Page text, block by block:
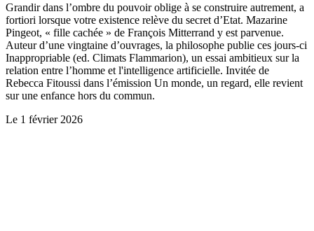
Grandir dans l’ombre du pouvoir oblige à se construire autrement, a
fortiori lorsque votre existence relève du secret d’Etat. Mazarine
Pingeot, « fille cachée » de François Mitterrand y est parvenue.
Auteur d’une vingtaine d’ouvrages, la philosophe publie ces jours-ci
Inappropriable (ed. Climats Flammarion), un essai ambitieux sur la
relation entre l’homme et l'intelligence artificielle. Invitée de
Rebecca Fitoussi dans l’émission Un monde, un regard, elle revient
sur une enfance hors du commun.
Le 1 février 2026